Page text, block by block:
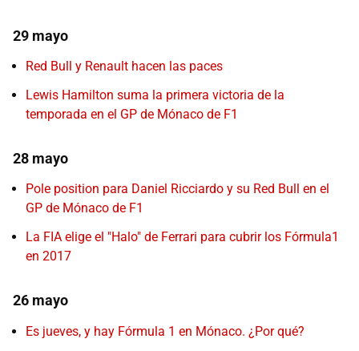
29 mayo
Red Bull y Renault hacen las paces
Lewis Hamilton suma la primera victoria de la
temporada en el GP de Mónaco de F1
28 mayo
Pole position para Daniel Ricciardo y su Red Bull en el
GP de Mónaco de F1
La FIA elige el "Halo" de Ferrari para cubrir los Fórmula1
en 2017
26 mayo
Es jueves, y hay Fórmula 1 en Mónaco. ¿Por qué?